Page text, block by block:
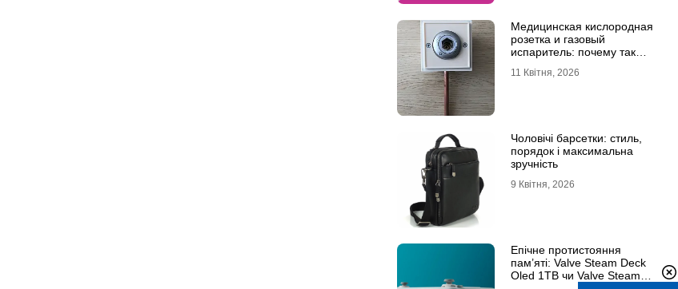
Медицинская кислородная
розетка и газовый
испаритель: почему так
качественное
11 Квітня, 2026
Чоловічі барсетки: стиль,
порядок і максимальна
зручність
9 Квітня, 2026
Епічне протистояння
пам’яті: Valve Steam Deck
Oled 1TB чи Valve Steam